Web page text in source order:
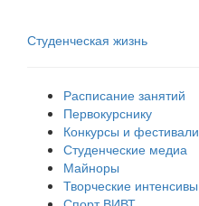
Студенческая жизнь
Расписание занятий
Первокурснику
Конкурсы и фестивали
Студенческие медиа
Майноры
Творческие интенсивы